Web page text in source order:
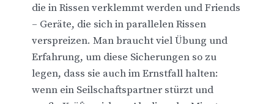
die in Rissen verklemmt werden und Friends
– Geräte, die sich in parallelen Rissen
verspreizen. Man braucht viel Übung und
Erfahrung, um diese Sicherungen so zu
legen, dass sie auch im Ernstfall halten:
wenn ein Seilschaftspartner stürzt und